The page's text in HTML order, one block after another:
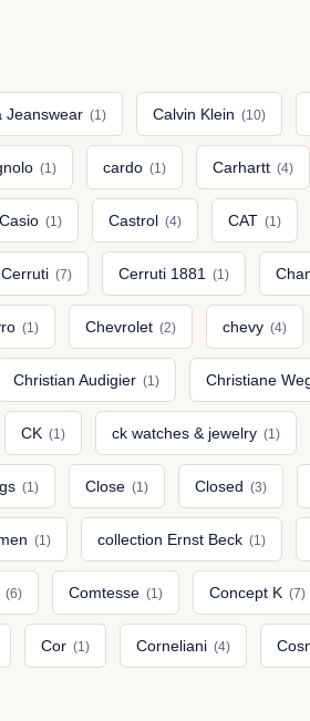
Jeanswear (1) Calvin Klein (10)
(1) cardo (1) Carhartt (4)
Casio (1) Castrol (4) CAT (1)
Cerruti (7) Cerruti 1881 (1)
(1) Chevrolet (2) chevy (4)
Christian Audigier (1) Christiane
CK (1) ck watches & jewelry (1)
(1) Close (1) Closed (3)
(1) collection Ernst Beck (1)
(6) Comtesse (1) Concept K (7)
Cor (1) Corneliani (4)